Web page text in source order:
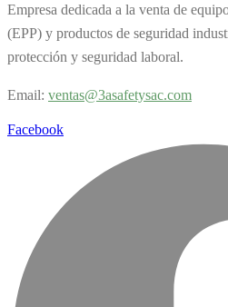
Empresa dedicada a la venta de
(EPP) y productos de seguridad
protección y seguridad laboral.
Email: ventas@3asafetysac.com
Facebook